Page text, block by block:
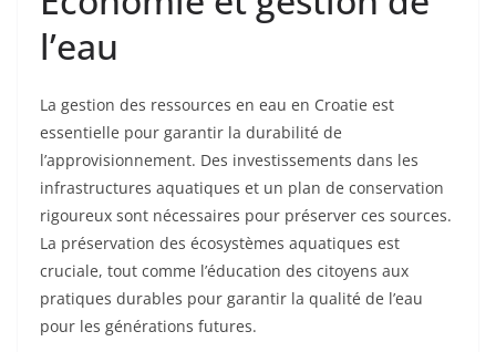
l’eau
La gestion des ressources en eau en Croatie est
essentielle pour garantir la durabilité de
l’approvisionnement. Des investissements dans les
infrastructures aquatiques et un plan de conservation
rigoureux sont nécessaires pour préserver ces sources.
La préservation des écosystèmes aquatiques est
cruciale, tout comme l’éducation des citoyens aux
pratiques durables pour garantir la qualité de l’eau
pour les générations futures.